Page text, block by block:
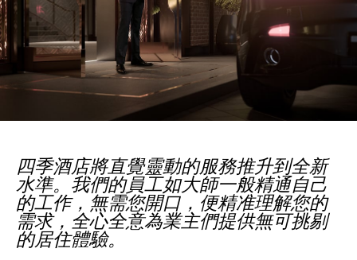
四季酒店將直覺靈動的服務推升到全新
水準。我們的員工如大師一般精通自己
的工作，無需您開口，便精准理解您的
需求，全心全意為業主們提供無可挑剔
的居住體驗。